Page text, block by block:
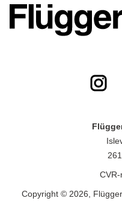
Copyright © 2026,